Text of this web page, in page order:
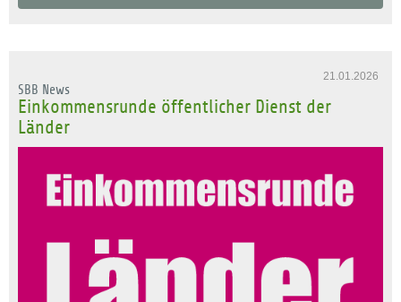
21.01.2026
SBB News
Einkommensrunde öffentlicher Dienst der
Länder